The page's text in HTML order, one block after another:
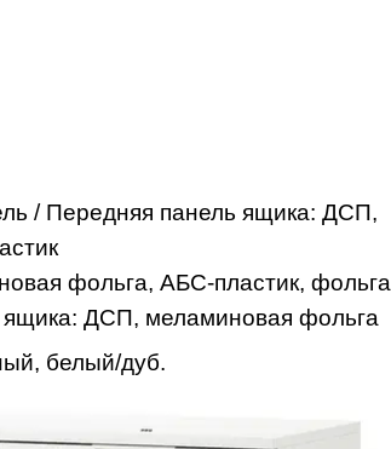
/ Передняя панель ящика: ДСП,
фольга, АБС-пластик, фольга
ящика: ДСП, меламиновая фольга
белый/дуб.